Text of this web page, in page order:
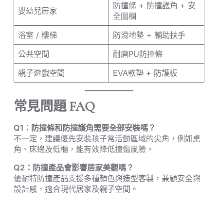
嬰幼兒居家
防撞條 + 防撞護角 + 安
全圍欄
浴室 / 樓梯
防滑地墊 + 輔助扶手
公共空間
耐磨PU防撞條
親子遊戲空間
EVA軟墊 + 防護板
常見問題 FAQ
Q1：防撞條和防撞護角需要全部安裝嗎？
不一定，建議優先安裝孩子常活動區域的尖角，例如桌
角、床邊及低櫃，能有效降低撞傷風險。
Q2：防撞產品會影響居家美觀嗎？
優耐特防撞產品支援多種顏色與造型客製，兼顧安全與
設計感，適合現代居家及親子空間。